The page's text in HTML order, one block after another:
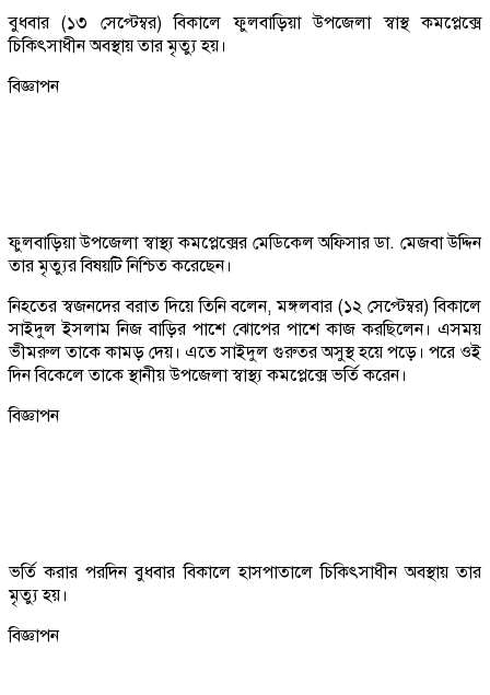
বুধবার (১৩ সেপ্টেম্বর) বিকালে ফুলবাড়িয়া উপজেলা স্বাস্থ কমপ্লেক্সে
চিকিৎসাধীন অবস্থায় তার মৃত্যু হয়।
বিজ্ঞাপন
ফুলবাড়িয়া উপজেলা স্বাস্থ্য কমপ্লেক্সের মেডিকেল অফিসার ডা. মেজবা উদ্দিন
তার মৃত্যুর বিষয়টি নিশ্চিত করেছেন।
নিহতের স্বজনদের বরাত দিয়ে তিনি বলেন, মঙ্গলবার (১২ সেপ্টেম্বর) বিকালে
সাইদুল ইসলাম নিজ বাড়ির পাশে ঝোপের পাশে কাজ করছিলেন। এসময়
ভীমরুল তাকে কামড় দেয়। এতে সাইদুল গুরুতর অসুস্থ হয়ে পড়ে। পরে ওই
দিন বিকেলে তাকে স্থানীয় উপজেলা স্বাস্থ্য কমপ্লেক্সে ভর্তি করেন।
বিজ্ঞাপন
ভর্তি করার পরদিন বুধবার বিকালে হাসপাতালে চিকিৎসাধীন অবস্থায় তার
মৃত্যু হয়।
বিজ্ঞাপন